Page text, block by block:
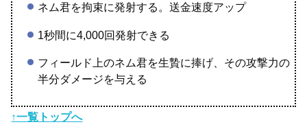
ネム君を拘束に発射する。送金速度アップ
1秒間に4,000回発射できる
フィールド上のネム君を生贄に捧げ、その攻撃力の
半分ダメージを与える
↑一覧トップへ